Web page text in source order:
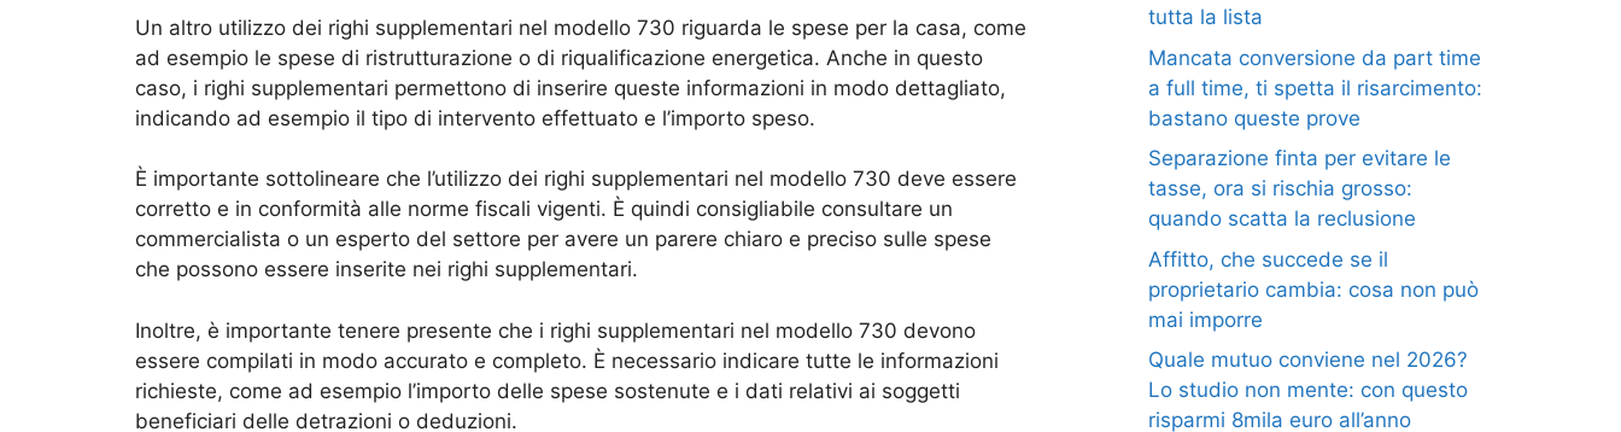
Un altro utilizzo dei righi supplementari nel modello 730 riguarda le spese per la casa, come
ad esempio le spese di ristrutturazione o di riqualificazione energetica. Anche in questo
caso, i righi supplementari permettono di inserire queste informazioni in modo dettagliato,
indicando ad esempio il tipo di intervento effettuato e l’importo speso.
È importante sottolineare che l’utilizzo dei righi supplementari nel modello 730 deve essere
corretto e in conformità alle norme fiscali vigenti. È quindi consigliabile consultare un
commercialista o un esperto del settore per avere un parere chiaro e preciso sulle spese
che possono essere inserite nei righi supplementari.
Inoltre, è importante tenere presente che i righi supplementari nel modello 730 devono
essere compilati in modo accurato e completo. È necessario indicare tutte le informazioni
richieste, come ad esempio l’importo delle spese sostenute e i dati relativi ai soggetti
beneficiari delle detrazioni o deduzioni.
tutta la lista
Mancata conversione da part time
a full time, ti spetta il risarcimento:
bastano queste prove
Separazione finta per evitare le
tasse, ora si rischia grosso:
quando scatta la reclusione
Affitto, che succede se il
proprietario cambia: cosa non può
mai imporre
Quale mutuo conviene nel 2026?
Lo studio non mente: con questo
risparmi 8mila euro all’anno